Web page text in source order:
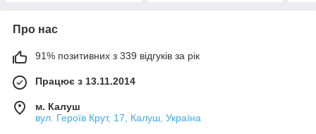
Про нас
91% позитивних з 339 відгуків за рік
Працює з 13.11.2014
м. Калуш
вул. Героїв Крут, 17, Калуш, Україна